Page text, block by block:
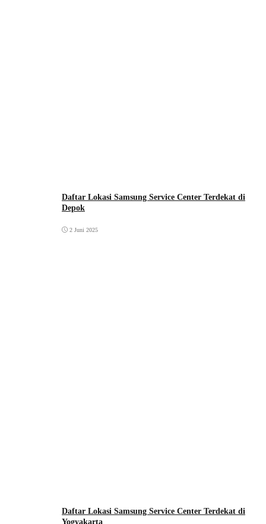
Daftar Lokasi Samsung Service Center Terdekat di
Depok
2 Juni 2025
Daftar Lokasi Samsung Service Center Terdekat di
Yogyakarta